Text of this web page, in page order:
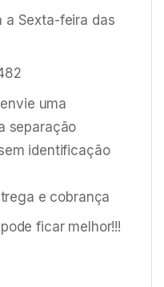
a Sexta-feira das
uma
separação
identificação
e cobrança
ficar melhor!!!